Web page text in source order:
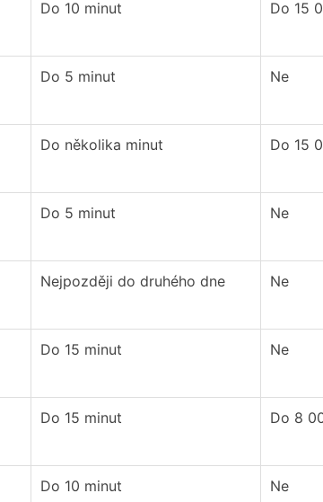
Do 10 minut Do 15
Do 5 minut Ne
Do několika minut Do 15
Do 5 minut Ne
Nejpozději do druhého dne Ne
Do 15 minut Ne
Do 15 minut Do 8
Do 10 minut Ne